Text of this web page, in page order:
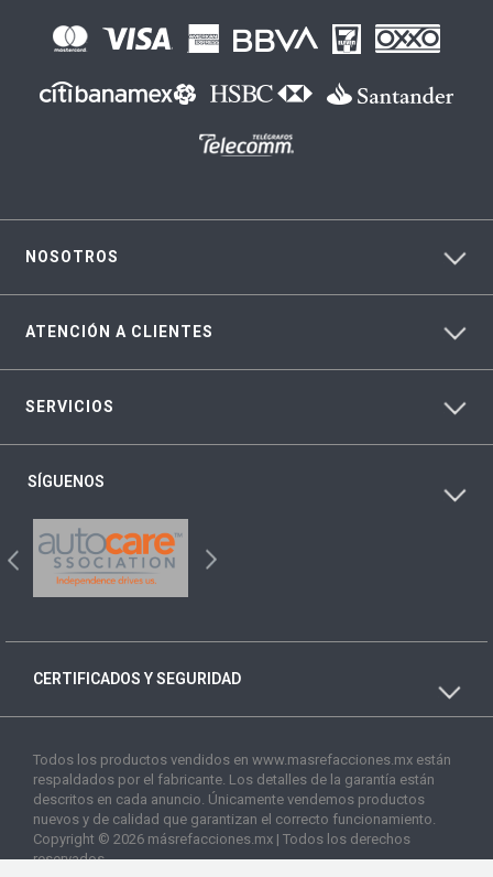
NOSOTROS
ATENCIÓN A CLIENTES
SERVICIOS
SÍGUENOS
CERTIFICADOS Y SEGURIDAD
Todos los productos vendidos en www.masrefacciones.mx están
respaldados por el fabricante. Los detalles de la garantía están
descritos en cada anuncio. Únicamente vendemos productos
nuevos y de calidad que garantizan el correcto funcionamiento.
Copyright © 2026 másrefacciones.mx | Todos los derechos
reservados